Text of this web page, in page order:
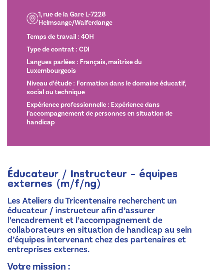
1, rue de la Gare L-7228
Helmsange/Walferdange
Temps de travail : 40H
Type de contrat : CDI
Langues parlées : Français, maîtrise du
Luxembourgeois
Niveau d’étude : Formation dans le domaine éducatif,
social ou technique
Expérience professionnelle : Expérience dans
l’accompagnement de personnes en situation de
handicap
Éducateur / Instructeur – équipes
externes (m/f/ng)
Les Ateliers du Tricentenaire recherchent un
éducateur / instructeur afin d’assurer
l’encadrement et l’accompagnement de
collaborateurs en situation de handicap au sein
d’équipes intervenant chez des partenaires et
entreprises externes.
Votre mission :